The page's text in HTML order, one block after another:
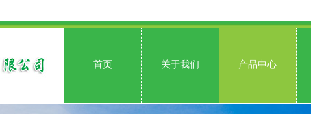
首页 关于我们 产品中心